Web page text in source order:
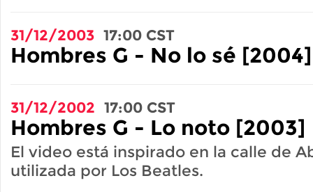
31/12/2003 17:00 CST
Hombres G - No lo sé [2004]
31/12/2002 17:00 CST
Hombres G - Lo noto [2003]
El video está inspirado en la calle de
utilizada por Los Beatles.